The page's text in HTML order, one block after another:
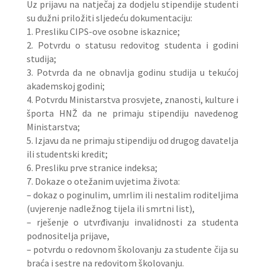
Uz prijavu na natječaj za dodjelu stipendije studenti
su dužni priložiti sljedeću dokumentaciju:
1. Presliku CIPS-ove osobne iskaznice;
2. Potvrdu o statusu redovitog studenta i godini
studija;
3. Potvrda da ne obnavlja godinu studija u tekućoj
akademskoj godini;
4. Potvrdu Ministarstva prosvjete, znanosti, kulture i
športa HNŽ da ne primaju stipendiju navedenog
Ministarstva;
5. Izjavu da ne primaju stipendiju od drugog davatelja
ili studentski kredit;
6. Presliku prve stranice indeksa;
7. Dokaze o otežanim uvjetima života:
– dokaz o poginulim, umrlim ili nestalim roditeljima
(uvjerenje nadležnog tijela ili smrtni list),
– rješenje o utvrđivanju invalidnosti za studenta
podnositelja prijave,
– potvrdu o redovnom školovanju za studente čija su
braća i sestre na redovitom školovanju.